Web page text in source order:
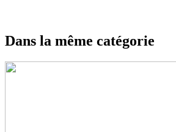
Dans la même catégorie